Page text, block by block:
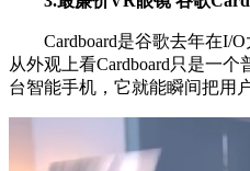
Cardboard是谷歌去年在I/O
从外观上看Cardboard只是一
台智能手机，它就能瞬间把用